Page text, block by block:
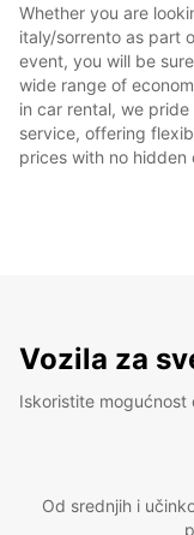
Whether you are
italy/sorrento as part
event, you will be
wide range of
in car rental, we
service, offering
prices with no hidden
Vozila za
Iskoristite mogućnost
Od srednjih i